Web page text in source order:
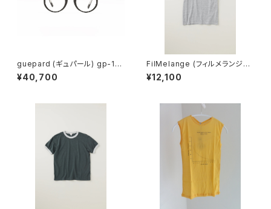
guepard (ギュパール) gp-11
noir cristal (clear lens) メガ
ネ
¥40,700
FilMelange (フィルメランジェ)
EMMA / エマ VINTAGE TENJ
IKU (champione melange)
¥12,100